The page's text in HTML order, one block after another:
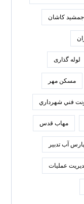
جمشید کاشان
لوله گذاری
مسکن مهر
فني شهرداري
مهاب قدس
پارس‌ آب تدبير
عملیات